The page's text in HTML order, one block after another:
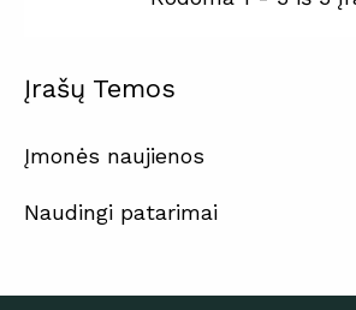
Įrašų Temos
Įmonės naujienos
Naudingi patarimai